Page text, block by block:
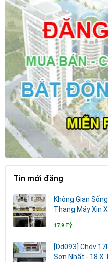
Tin mới đăng
Không Gian
Thang Máy Xin
17.9 Tỷ
[Dd093] Chdv
Sơn Nhất - 18.X